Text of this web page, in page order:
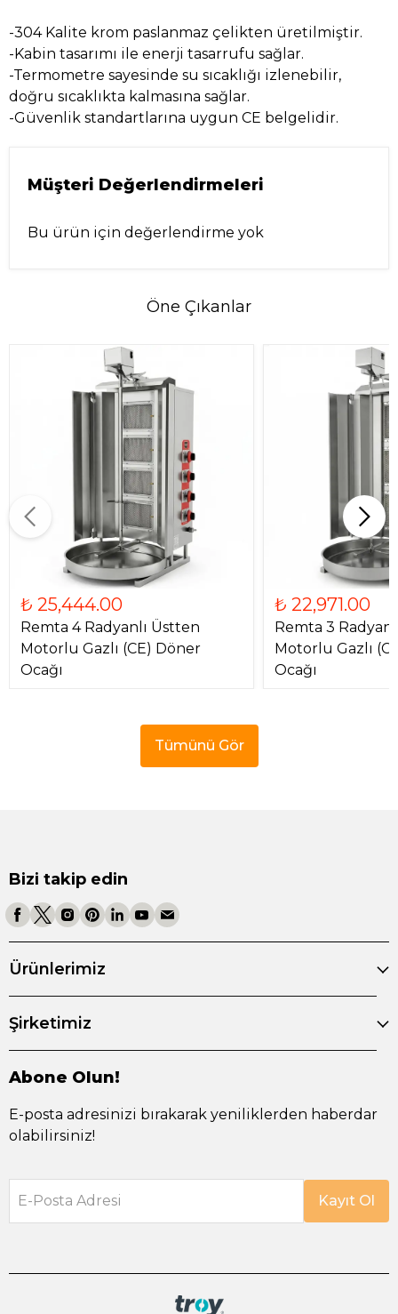
-304 Kalite krom paslanmaz çelikten üretilmiştir.
-Kabin tasarımı ile enerji tasarrufu sağlar.
-Termometre sayesinde su sıcaklığı izlenebilir,
doğru sıcaklıkta kalmasına sağlar.
-Güvenlik standartlarına uygun CE belgelidir.
Müşteri Değerlendirmeleri
Bu ürün için değerlendirme yok
Öne Çıkanlar
₺ 25,444.00
Remta 4 Radyanlı Üstten
Motorlu Gazlı (CE) Döner
Ocağı
₺ 22,971.00
Remta 3
Motorlu Gazlı
Ocağı
Tümünü Gör
Bizi takip edin
Ürünlerimiz
Şirketimiz
Abone Olun!
E-posta adresinizi bırakarak yeniliklerden haberdar
olabilirsiniz!
E-Posta Adresi Kayıt Ol